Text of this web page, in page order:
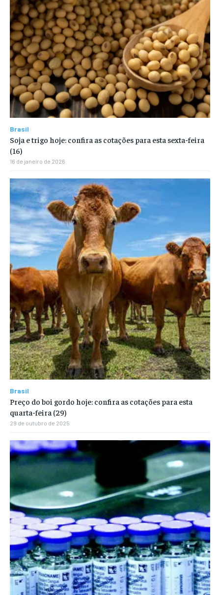
Brasil
Soja e trigo hoje: confira as cotações para esta sexta-feira
(16)
16 de janeiro de 2026
Brasil
Preço do boi gordo hoje: confira as cotações para esta
quarta-feira (29)
29 de outubro de 2025